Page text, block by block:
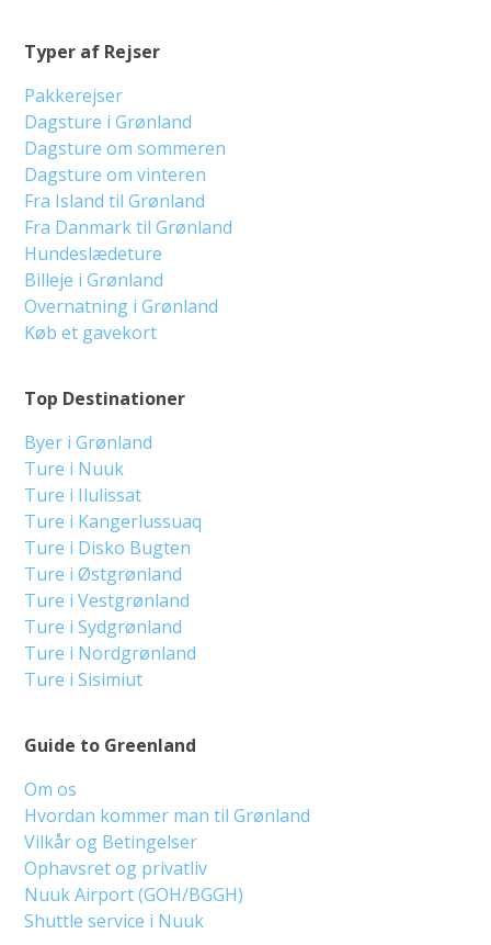
Guide to Greenland
Om os
Hvordan kommer man til Grønland
Vilkår og Betingelser
Ophavsret og privatliv
Nuuk Airport (GOH/BGGH)
Shuttle service i Nuuk
Top Destinationer
Byer i Grønland
Ture i Nuuk
Ture i Ilulissat
Ture i Kangerlussuaq
Ture i Disko Bugten
Ture i Østgrønland
Ture i Vestgrønland
Ture i Sydgrønland
Ture i Nordgrønland
Ture i Sisimiut
Typer af Rejser
Pakkerejser
Dagsture i Grønland
Dagsture om sommeren
Dagsture om vinteren
Fra Island til Grønland
Fra Danmark til Grønland
Hundeslædeture
Billeje i Grønland
Overnatning i Grønland
Køb et gavekort